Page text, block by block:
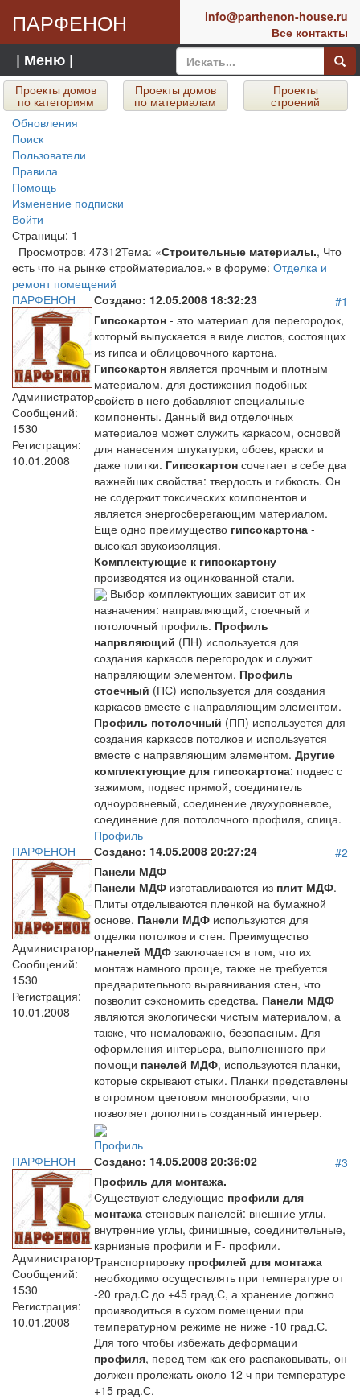
ПАРФЕНОН
info@parthenon-house.ru
Все контакты
| Меню |
Проекты домов
по категориям
Проекты домов
по материалам
Проекты
строений
Обновления
Поиск
Пользователи
Правила
Помощь
Изменение подписки
Войти
Страницы: 1
Просмотров: 47312Тема: «Строительные материалы., Что
есть что на рынке стройматериалов.» в форуме: Отделка и
ремонт помещений
ПАРФЕНОН
Администратор
Сообщений:
1530
Регистрация:
10.01.2008
Создано: 12.05.2008 18:32:23
#1
Гипсокартон - это материал для перегородок,
который выпускается в виде листов, состоящих
из гипса и облицовочного картона.
Гипсокартон является прочным и плотным
материалом, для достижения подобных
свойств в него добавляют специальные
компоненты. Данный вид отделочных
материалов может служить каркасом, основой
для нанесения штукатурки, обоев, краски и
даже плитки. Гипсокартон сочетает в себе два
важнейших свойства: твердость и гибкость. Он
не содержит токсических компонентов и
является энергосберегающим материалом.
Еще одно преимущество гипсокартона -
высокая звукоизоляция.
Комплектующие к гипсокартону
производятся из оцинкованной стали.
Выбор комплектующих зависит от их
назначения: направляющий, стоечный и
потолочный профиль. Профиль
напрвляющий (ПН) используется для
создания каркасов перегородок и служит
напрвляющим элементом. Профиль
стоечный (ПС) используется для создания
каркасов вместе с направляющим элементом.
Профиль потолочный (ПП) используется для
создания каркасов потолков и используется
вместе с направляющим элементом. Другие
комплектующие для гипсокартона: подвес с
зажимом, подвес прямой, соединитель
одноуровневый, соединение двухуровневое,
соединение для потолочного профиля, спица.
Профиль
ПАРФЕНОН
Администратор
Сообщений:
1530
Регистрация:
10.01.2008
Создано: 14.05.2008 20:27:24
#2
Панели МДФ
Панели МДФ изготавливаются из плит МДФ.
Плиты отделываются пленкой на бумажной
основе. Панели МДФ используются для
отделки потолков и стен. Преимущество
панелей МДФ заключается в том, что их
монтаж намного проще, также не требуется
предварительного выравнивания стен, что
позволит сэкономить средства. Панели МДФ
являются экологически чистым материалом, а
также, что немаловажно, безопасным. Для
оформления интерьера, выполненного при
помощи панелей МДФ, используются планки,
которые скрывают стыки. Планки представлены
в огромном цветовом многообразии, что
позволяет дополнить созданный интерьер.
Профиль
ПАРФЕНОН
Администратор
Сообщений:
1530
Регистрация:
10.01.2008
Создано: 14.05.2008 20:36:02
#3
Профиль для монтажа.
Существуют следующие профили для
монтажа стеновых панелей: внешние углы,
внутренние углы, финишные, соединительные,
карнизные профили и F- профили.
Транспортировку профилей для монтажа
необходимо осуществлять при температуре от
-20 град.С до +45 град.С, а хранение должно
производиться в сухом помещении при
температурном режиме не ниже -10 град.С.
Для того чтобы избежать деформации
профиля, перед тем как его распаковывать, он
должен пролежать около 12 ч при температуре
+15 град.С.